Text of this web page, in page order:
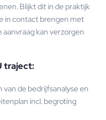
Blijkt dit in de praktijk
in contact brengen met
kan verzorgen
traject:
de bedrijfsanalyse en
incl. begroting